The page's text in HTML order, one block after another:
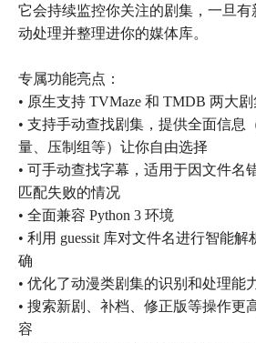
它会持续监控你关注的剧集，一旦有
动处理并整理进你的媒体库。
专属功能亮点：
• 原生支持 TVMaze 和 TMDB 两大
• 支持手动查找剧集，提供全面信息
量、压制组等）让你自由选择
• 可手动查找字幕，适用于因文件名
匹配失败的情况
• 全面兼容 Python 3 环境
• 利用 guessit 库对文件名进行智能
确
• 优化了动漫类剧集的识别和处理能
• 搜索新剧、补档、修正版等操作更
容